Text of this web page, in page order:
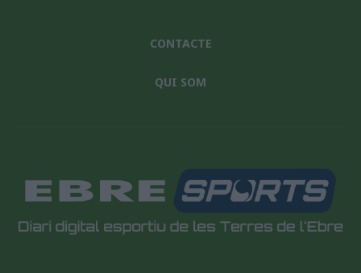
CONTACTE
QUI SOM